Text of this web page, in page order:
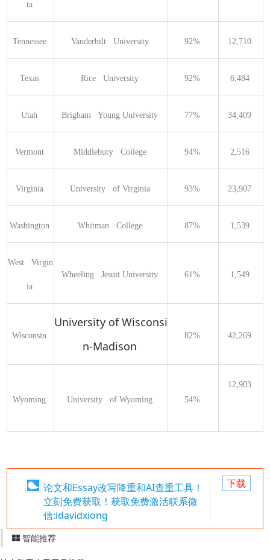
ta
Tennessee Vanderbilt   University 92% 12,710
Texas Rice   University 92% 6,484
Utah Brigham   Young University 77% 34,409
Vermont Middlebury   College 94% 2,516
Virginia University   of Virginia 93% 23,907
Washington Whitman   College 87% 1,539
West   Virgin
ia
Wheeling   Jesuit University 61% 1,549
Wisconsin
University of Wisconsi
n-Madison
82% 42,269
Wyoming University   of Wyoming 54%
12,903
论文和Essay改写降重和AI查重工具！
立刻免费获取！获取免费激活联系微
信:idavidxiong
下载
智能推荐